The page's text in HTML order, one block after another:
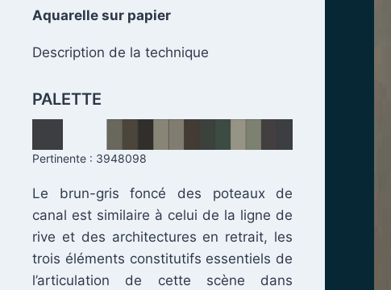
Aquarelle sur papier
Description de la technique
.
PALETTE
Pertinente : 3948098
Le brun-gris foncé des poteaux de
canal est similaire à celui de la ligne de
rive et des architectures en retrait, les
trois éléments constitutifs essentiels de
l’articulation de cette scène dans